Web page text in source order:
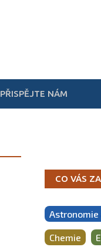
PŘISPĚJTE NÁM
CO VÁS
Chemie